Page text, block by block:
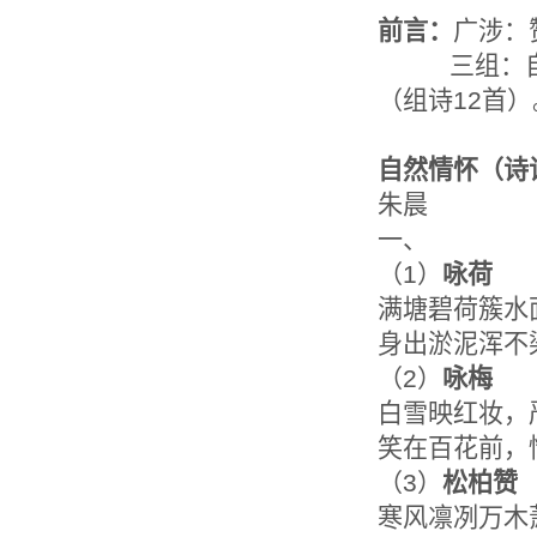
前言： 广涉：
三组：自然
（组诗12首
自然情怀 （
朱晨
一、
（1） 咏荷
满塘碧荷簇
身出淤泥浑不
（2） 咏梅
白雪映红妆
笑在百花前
（3） 松柏赞
寒风凛冽万